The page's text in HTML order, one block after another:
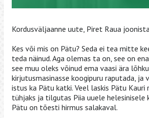
Kordusväljaanne uute, Piret Raua
Kes või mis on Pätu? Seda ei tea mitte
teda näinud. Aga olemas ta on, see on
see muu oleks võinud ema vaasi ära
kirjutusmasinasse koogipuru raputada, ja
istus ka Pätu katki. Veel laskis Pätu
tühjaks ja tilgutas Piia uuele helesinisele
Pätu on tõesti hirmus salakaval.